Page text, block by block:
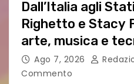
Dall’Italia agli
Righetto e Stacy
arte, musica e
nuovo progetto
Ago 7, 2026
Commento